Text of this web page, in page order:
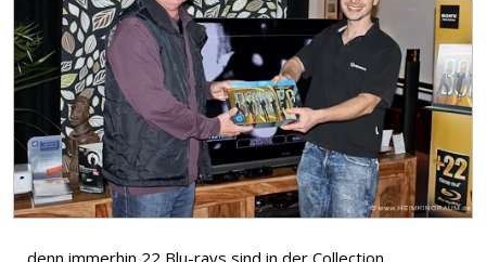
... denn immerhin 22 Blu-rays sind in der Collection.